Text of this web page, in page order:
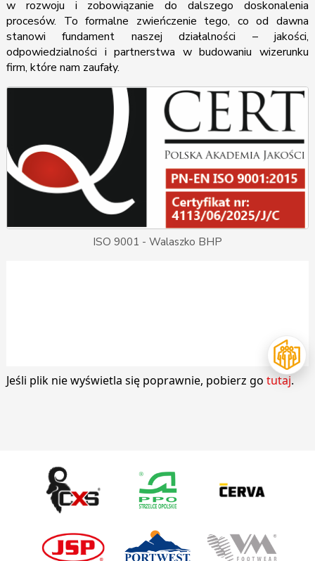
w rozwoju i zobowiązanie do dalszego doskonalenia
procesów. To formalne zwieńczenie tego, co od dawna
stanowi fundament naszej działalności – jakości,
odpowiedzialności i partnerstwa w budowaniu wizerunku
firm, które nam zaufały.
ISO 9001 - Walaszko BHP
Jeśli plik nie wyświetla się poprawnie, pobierz go tutaj.